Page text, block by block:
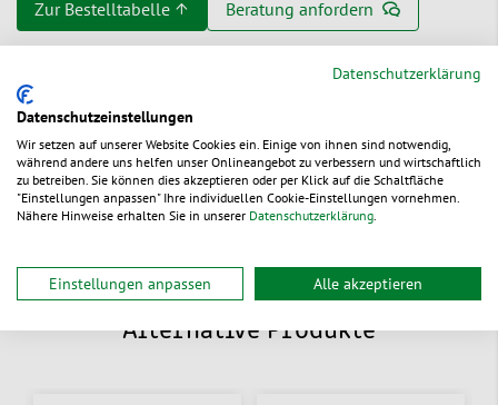
Zur Bestelltabelle ↑ Beratung anfordern
Dokumente
Alternative Produkte
Datenschutzerklärung
Datenschutzeinstellungen
Wir setzen auf unserer Website Cookies ein. Einige von ihnen sind notwendig,
während andere uns helfen unser Onlineangebot zu verbessern und wirtschaftlich
zu betreiben. Sie können dies akzeptieren oder per Klick auf die Schaltfläche
"Einstellungen anpassen" Ihre individuellen Cookie-Einstellungen vornehmen.
Nähere Hinweise erhalten Sie in unserer Datenschutzerklärung.
Einstellungen anpassen Alle akzeptieren